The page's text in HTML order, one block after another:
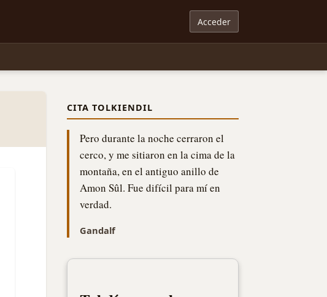
Acceder
CITA TOLKIENDIL
Pero durante la noche cerraron el
cerco, y me sitiaron en la cima de la
montaña, en el antiguo anillo de
Amon Sûl. Fue difícil para mí en
verdad.
Gandalf